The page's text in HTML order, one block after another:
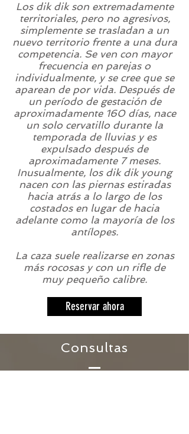
Los dik dik son extremadamente
territoriales, pero no agresivos,
simplemente se trasladan a un
nuevo territorio frente a una dura
competencia. Se ven con mayor
frecuencia en parejas o
individualmente, y se cree que se
aparean de por vida. Después de
un período de gestación de
aproximadamente 160 días, nace
un solo cervatillo durante la
temporada de lluvias y es
expulsado después de
aproximadamente 7 meses.
Inusualmente, los dik dik young
nacen con las piernas estiradas
hacia atrás a lo largo de los
costados en lugar de hacia
adelante como la mayoría de los
antílopes.
La caza suele realizarse en zonas
más rocosas y con un rifle de
muy pequeño calibre.
Reservar ahora
Consultas